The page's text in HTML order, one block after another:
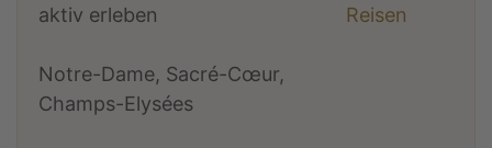
aktiv erleben
Notre-Dame, Sacré-Cœur,
Champs-Elysées